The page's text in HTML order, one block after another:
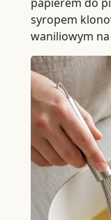
syropem
waniliowym